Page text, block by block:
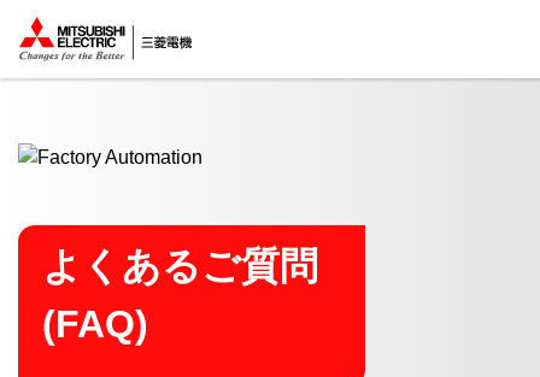
ここから本文
よくあるご質問
(FAQ)